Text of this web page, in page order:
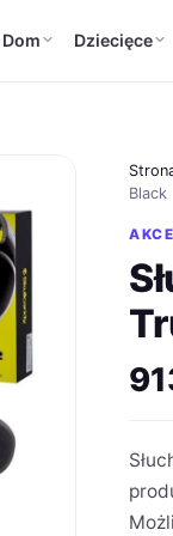
Dom Dziecięce
Black